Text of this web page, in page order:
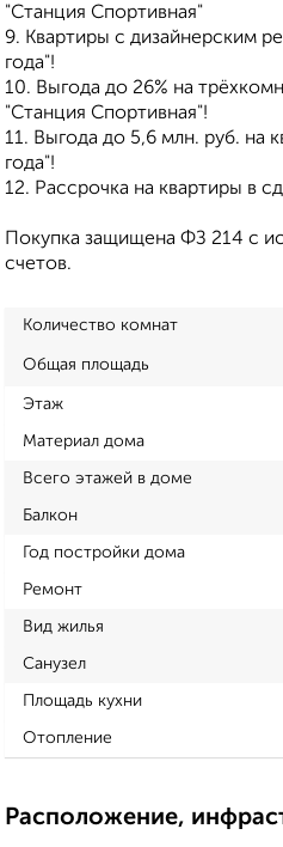
"Станция Спортивная"
9. Квартиры с дизайнерским
года"!
10. Выгода до 26% на
"Станция Спортивная"!
11. Выгода до 5,6 млн. руб. на
года"!
12. Рассрочка на квартиры в
Покупка защищена ФЗ 214 с
счетов.
Количество комнат
Общая площадь
Этаж
Материал дома
Всего этажей в доме
Балкон
Год постройки дома
Ремонт
Вид жилья
Санузел
Площадь кухни
Отопление
Расположение,